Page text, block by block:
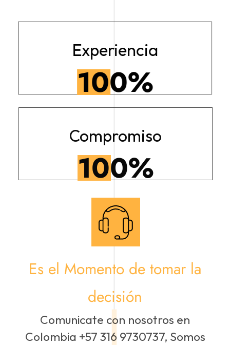
Es el Momento de tomar la
decisión
Comunicate con nosotros en
Colombia +57 316 9730737, Somos
Experiencia
100%
Compromiso
100%